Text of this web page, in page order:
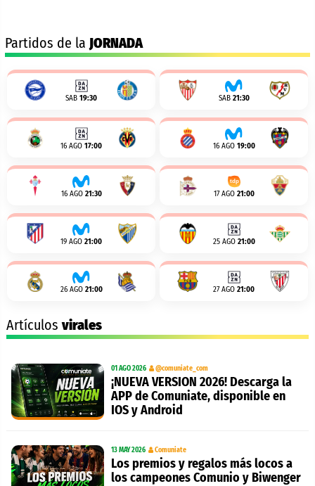
Partidos de la JORNADA
SAB 19:30 SAB 21:30
16 AGO 17:00 16 AGO 19:00
16 AGO 21:30 17 AGO 21:00
19 AGO 21:00 25 AGO 21:00
26 AGO 21:00 27 AGO 21:00
Artículosvirales
01 AGO 2026 @comuniate_com
¡NUEVA VERSION 2026! Descarga la
APP de Comuniate, disponible en
IOS y Android
13 MAY 2026 Comuniate
Los premios y regalos más locos a
los campeones Comunio y Biwenger